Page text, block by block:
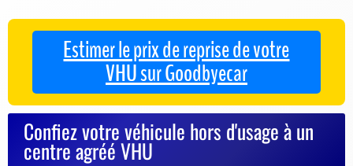
Estimer le prix de reprise de votre
VHU sur Goodbyecar
Confiez votre véhicule hors d'usage à un
centre agréé VHU